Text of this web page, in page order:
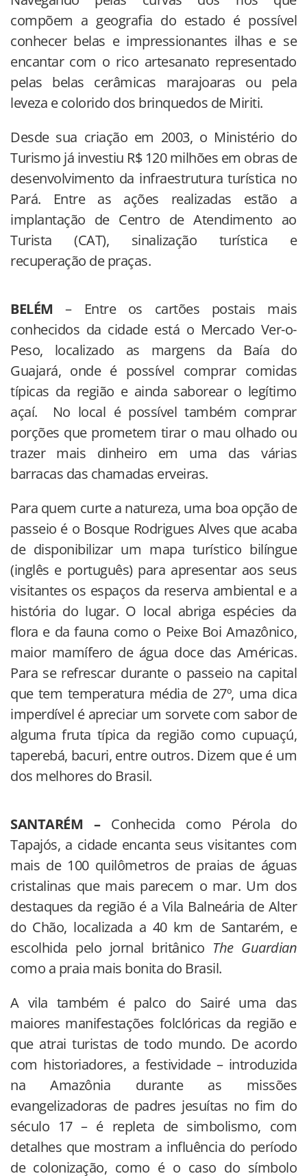
compõem a geografia do estado é possível
conhecer belas e impressionantes ilhas e se
encantar com o rico artesanato representado
pelas belas cerâmicas marajoaras ou pela
leveza e colorido dos brinquedos de Miriti.
Desde sua criação em 2003, o Ministério do
Turismo já investiu R$ 120 milhões em obras de
desenvolvimento da infraestrutura turística no
Pará. Entre as ações realizadas estão a
implantação de Centro de Atendimento ao
Turista (CAT), sinalização turística e
recuperação de praças.
BELÉM– Entre os cartões postais mais
conhecidos da cidade está o Mercado Ver-o-
Peso, localizado as margens da Baía do
Guajará, onde é possível comprar comidas
típicas da região e ainda saborear o legítimo
açaí. No local é possível também comprar
porções que prometem tirar o mau olhado ou
trazer mais dinheiro em uma das várias
barracas das chamadas erveiras.
Para quem curte a natureza, uma boa opção de
passeio é o Bosque Rodrigues Alves que acaba
de disponibilizar um mapa turístico bilíngue
(inglês e português) para apresentar aos seus
visitantes os espaços da reserva ambiental e a
história do lugar. O local abriga espécies da
flora e da fauna como o Peixe Boi Amazônico,
maior mamífero de água doce das Américas.
Para se refrescar durante o passeio na capital
que tem temperatura média de 27º, uma dica
imperdível é apreciar um sorvete com sabor de
alguma fruta típica da região como cupuaçú,
taperebá, bacuri, entre outros. Dizem que é um
dos melhores do Brasil.
SANTARÉM – Conhecida como Pérola do
Tapajós, a cidade encanta seus visitantes com
mais de 100 quilômetros de praias de águas
cristalinas que mais parecem o mar. Um dos
destaques da região é a Vila Balneária de Alter
do Chão, localizada a 40 km de Santarém, e
escolhida pelo jornal britânico The Guardian
como a praia mais bonita do Brasil.
A vila também é palco do Sairé uma das
maiores manifestações folclóricas da região e
que atrai turistas de todo mundo. De acordo
com historiadores, a festividade – introduzida
na Amazônia durante as missões
evangelizadoras de padres jesuítas no fim do
século 17 – é repleta de simbolismo, com
detalhes que mostram a influência do período
de colonização, como é o caso do símbolo